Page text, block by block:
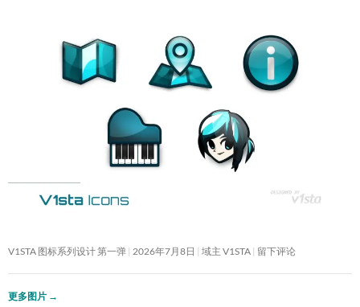
V1STA 图标系列设计 第一弹 2026年7月8日 域主 V1STA 留下评论
更多图片 →